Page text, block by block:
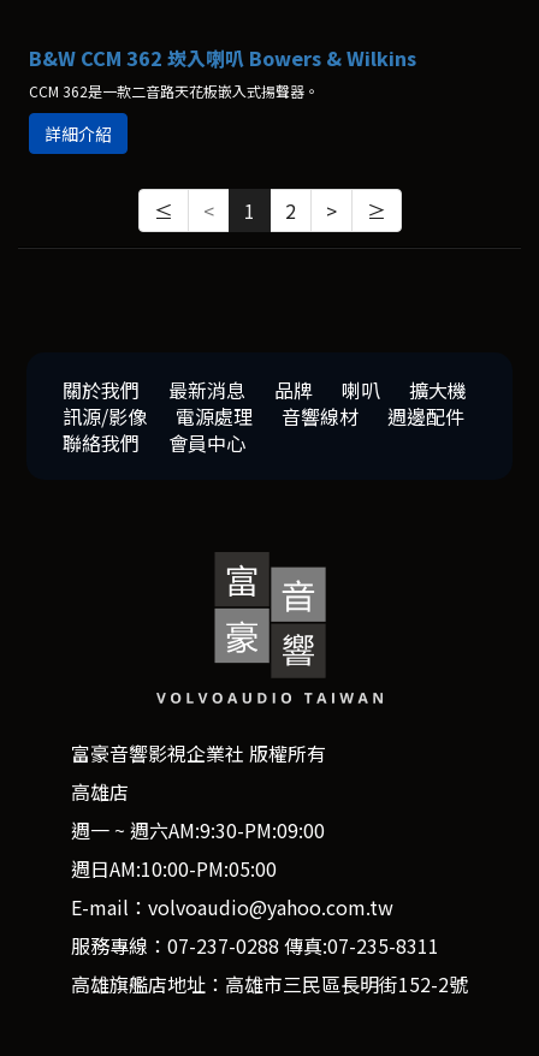
B&W CCM 362 崁入喇叭 Bowers & Wilkins
CCM 362是一款二音路天花板嵌入式揚聲器。
詳細介紹
≤ < 1 2 > ≥
關於我們 最新消息 品牌 喇叭
擴大機
訊源/影像
電源處理 音響線材
週邊配件
聯絡我們
會員中心
富豪音響影視企業社 版權所有
高雄店
週一 ~ 週六AM:9:30-PM:09:00
週日AM:10:00-PM:05:00
E-mail：volvoaudio@yahoo.com.tw
服務專線：07-237-0288 傳真:07-235-8311
高雄旗艦店地址：高雄市三民區長明街152-2號